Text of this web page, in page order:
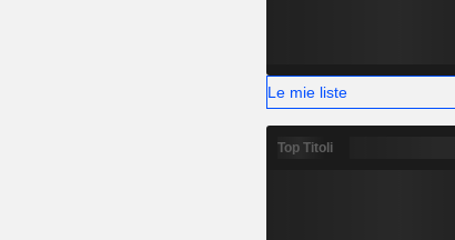
Le mie liste
Top Titoli